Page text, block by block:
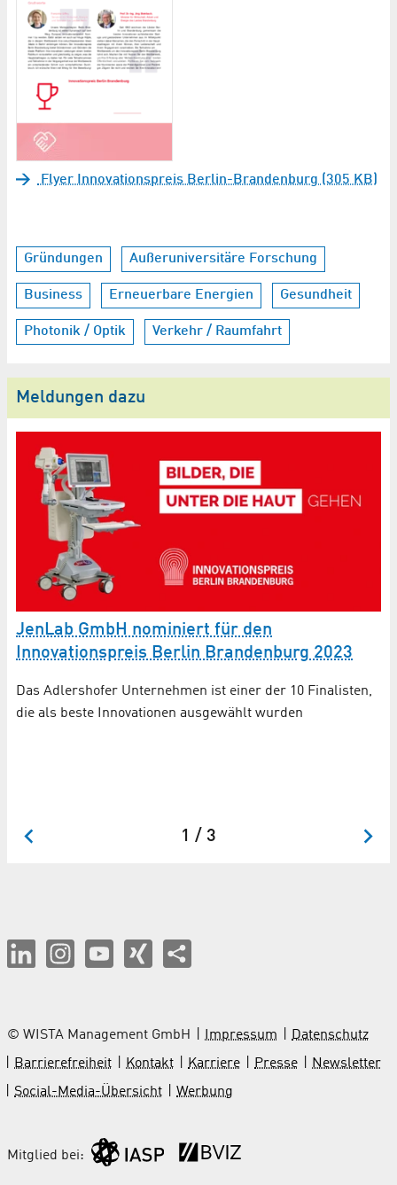
Flyer Innovationspreis Berlin-Brandenburg (305 KB)
Gründungen Außeruniversitäre Forschung
Business Erneuerbare Energien Gesundheit
Photonik / Optik Verkehr / Raumfahrt
Meldungen dazu
JenLab GmbH nominiert für den
Innovationspreis Berlin Brandenburg 2023
Das Adlershofer Unternehmen ist einer der 10 Finalisten,
die als beste Innovationen ausgewählt wurden
1 / 3
© WISTA Management GmbH Impressum
Datenschutz
Barrierefreiheit
Kontakt Karriere Presse
Newsletter
Social-Media-Übersicht
Werbung
Mitglied bei: